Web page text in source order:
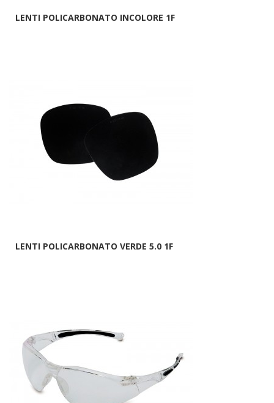
LENTI POLICARBONATO INCOLORE 1F
LENTI POLICARBONATO VERDE 5.0 1F